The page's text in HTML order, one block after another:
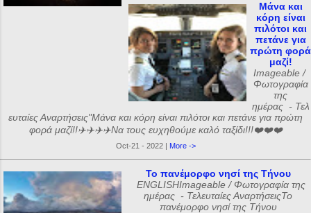
Μάνα και
κόρη είναι
πιλότοι και
πετάνε για
πρώτη φορά
μαζί!
Imageable /
Φωτογραφία
της
ημέρας - Τελ
ευταίες Αναρτήσεις"Μάνα και κόρη είναι πιλότοι και πετάνε για πρώτη
φορά μαζί!!✈️✈️✈️✈️Να τους ευχηθούμε καλό ταξίδι!!!❤️❤️❤️
Oct-21 - 2022 | More ->
Το πανέμορφο νησί της Τήνου
ENGLISHImageable / Φωτογραφία της
ημέρας - Τελευταίες ΑναρτήσειςΤο
πανέμορφο νησί της Τήνου